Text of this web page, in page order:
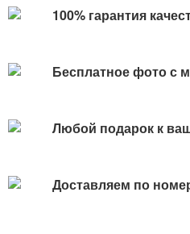
100% гарантия
Бесплатное фото с
Любой подарок к
Доставляем по